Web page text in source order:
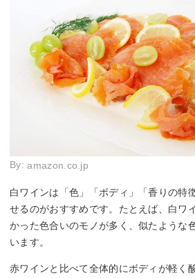
By:amazon.co.jp
白ワインは「色」「ボディ」「香りの特
せるのがおすすめです。たとえば、白ワ
かった色合いのモノが多く、似たような
います。
赤ワインと比べて全体的にボディが軽く